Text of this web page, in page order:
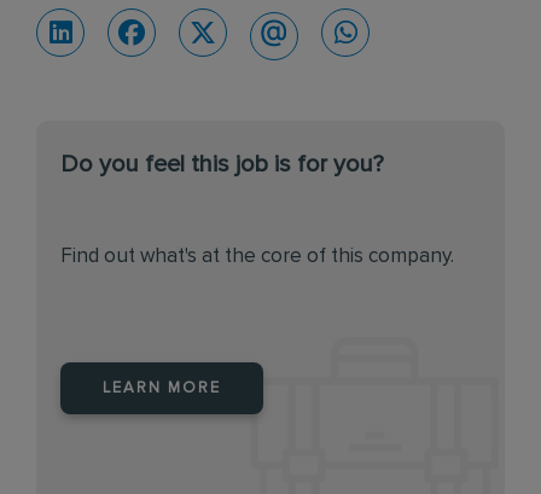
Do you feel this job is for you?
Find out what's at the core of this company.
LEARN MORE